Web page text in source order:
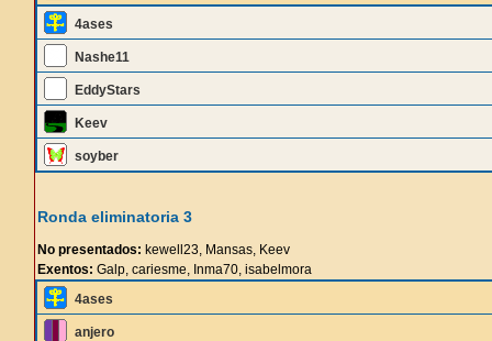
4ases
Nashe11
EddyStars
Keev
soyber
Ronda eliminatoria 3
No presentados: kewell23, Mansas, Keev
Exentos: Galp, cariesme, Inma70, isabelmora
4ases
anjero